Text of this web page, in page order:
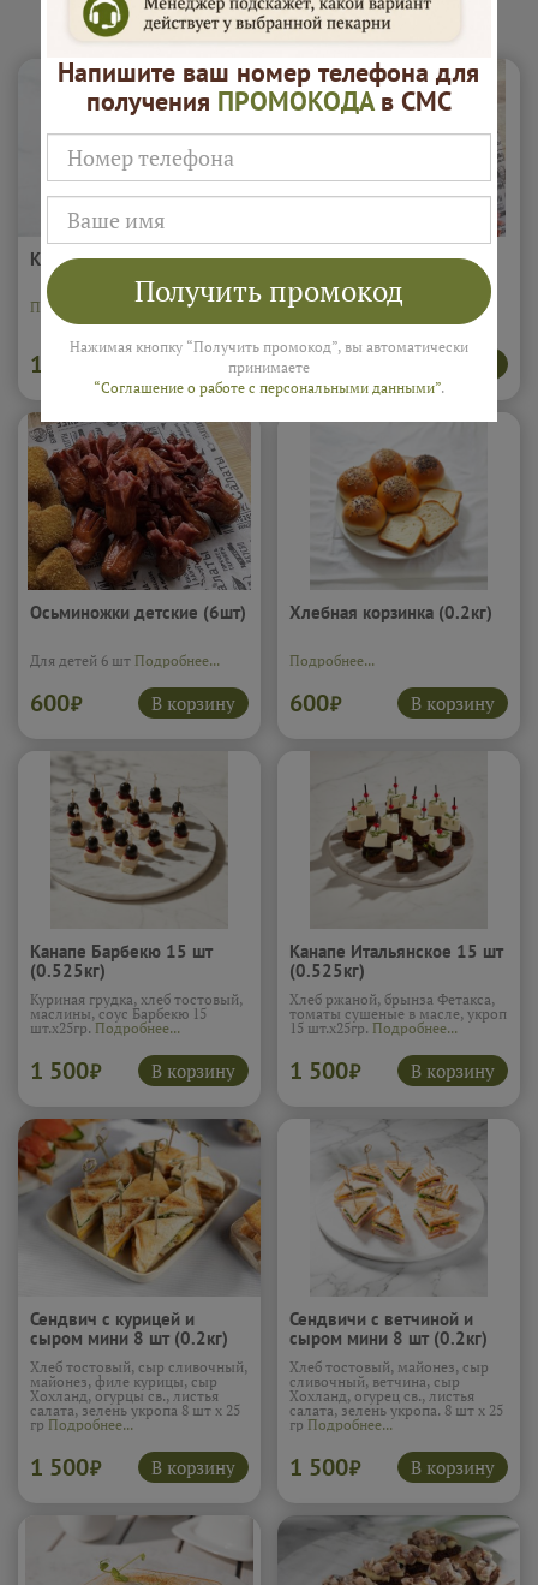
Закуски "Буфетоф"
Картофель фри (0.1кг)
Подробнее...
160 В корзину
Наггетсы куриные (5шт)
Порция наггетсов 5шт.
Подробнее...
500
Осьминожки детские (6шт)
Для детей 6 шт Подробнее...
600₽ В корзину
Хлебная корзинка (0.2кг)
Подробнее...
600₽ В корзину
Канапе Барбекю 15 шт
(0.525кг)
Куриная грудка, хлеб тостовый,
маслины, соус Барбекю 15
шт.х25гр. Подробнее...
1 500₽ В корзину
Канапе Итальянское 15 шт
(0.525кг)
Хлеб ржаной, брынза Фетакса,
томаты сушеные в масле, укроп
15 шт.х25гр. Подробнее...
1 500₽ В корзину
Сендвич с курицей и
сыром мини 8 шт (0.2кг)
Хлеб тостовый, сыр сливочный,
майонез, филе курицы, сыр
Хохланд, огурцы св., листья
салата, зелень укропа 8 шт х 25
гр Подробнее...
1 500₽ В корзину
Сендвичи с ветчиной и
сыром мини 8 шт (0.2кг)
Хлеб тостовый, майонез, сыр
сливочный, ветчина, сыр
Хохланд, огурец св., листья
салата, зелень укропа. 8 шт х 25
гр Подробнее...
1 500₽ В корзину
Напишите ваш номер телефона для
получения ПРОМОКОДАв СМС
Получить промокод
Нажимая кнопку “Получить промокод”, вы автоматически
принимаете
“Соглашение о работе с персональными данными”.